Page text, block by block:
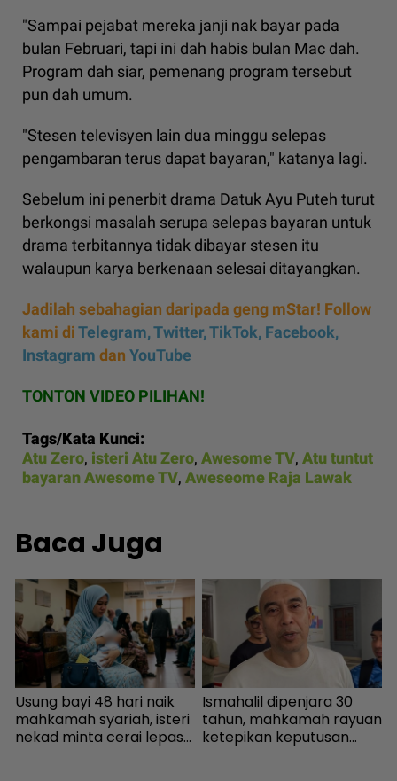
"Sampai pejabat mereka janji nak bayar pada
bulan Februari, tapi ini dah habis bulan Mac dah.
Program dah siar, pemenang program tersebut
pun dah umum.
"Stesen televisyen lain dua minggu selepas
pengambaran terus dapat bayaran," katanya lagi.
Sebelum ini penerbit drama Datuk Ayu Puteh turut
berkongsi masalah serupa selepas bayaran untuk
drama terbitannya tidak dibayar stesen itu
walaupun karya berkenaan selesai ditayangkan.
Jadilah sebahagian daripada geng mStar! Follow
kami diTelegram,Twitter,TikTok, Facebook,
Instagram dan YouTube
TONTON VIDEO PILIHAN!
Tags/Kata Kunci:
Atu Zero, isteri Atu Zero, Awesome TV, Atu tuntut
bayaran Awesome TV, Aweseome Raja Lawak
Baca Juga
Usung bayi 48 hari naik
mahkamah syariah, isteri
nekad minta cerai lepas
Ismahalil dipenjara 30
tahun, mahkamah rayuan
ketepikan keputusan